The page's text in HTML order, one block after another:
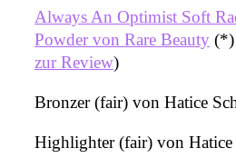
Always An Optimist Soft
Powder von Rare Beauty (*)
zur Review)
Bronzer (fair) von Hatice
Highlighter (fair) von